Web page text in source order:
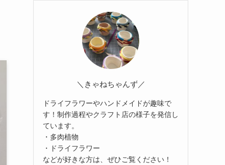
＼きゃねちゃんず／
ドライフラワーやハンドメイドが趣味で
す！制作過程やクラフト店の様子を発信し
ています。
・多肉植物
・ドライフラワー
などが好きな方は、ぜひご覧ください！